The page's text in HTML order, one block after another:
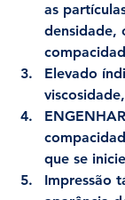
as
densidade,
Elevado
que se
Impressão